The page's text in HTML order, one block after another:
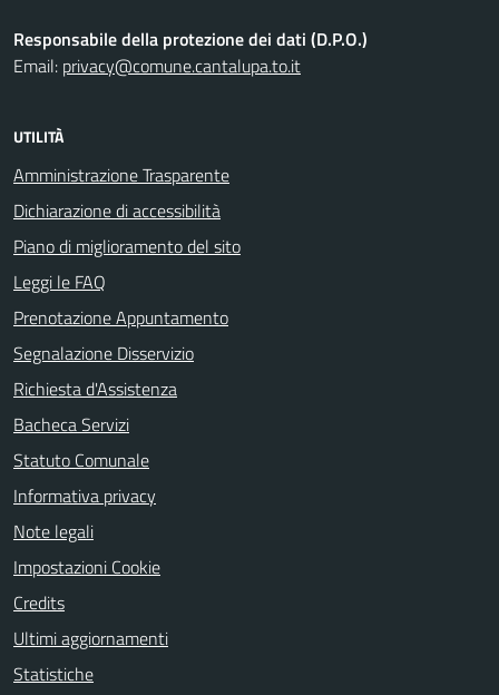
Responsabile della protezione dei dati (D.P.O.)
Email: privacy@comune.cantalupa.to.it
UTILITÀ
Amministrazione Trasparente
Dichiarazione di accessibilità
Piano di miglioramento del sito
Leggi le FAQ
Prenotazione Appuntamento
Segnalazione Disservizio
Richiesta d'Assistenza
Bacheca Servizi
Statuto Comunale
Informativa privacy
Note legali
Impostazioni Cookie
Credits
Ultimi aggiornamenti
Statistiche